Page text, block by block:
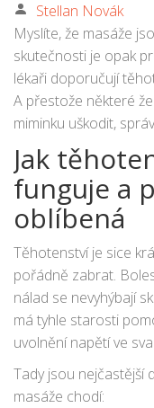
Stellan Novák
Myslíte, že masáže
skutečnosti je opak
lékaři doporučují
A přestože některé
miminku uškodit,
bezpečná a může
budoucí mamince,
Jak
funguje a
oblíbená
Těhotenství je sice
pořádně zabrat.
nálad se nevyhýbají
má tyhle starosti
uvolnění napětí ve
průtoku lymfy i krve.
dostanou maminky
Tady jsou nejčastější
masáže chodí: